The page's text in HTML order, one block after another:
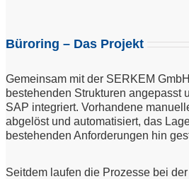
Büroring – Das Projekt
Gemeinsam mit der SERKEM
bestehenden Strukturen angepasst
SAP integriert. Vorhandene
abgelöst und automatisiert, das
bestehenden Anforderungen hin
Seitdem laufen die Prozesse bei